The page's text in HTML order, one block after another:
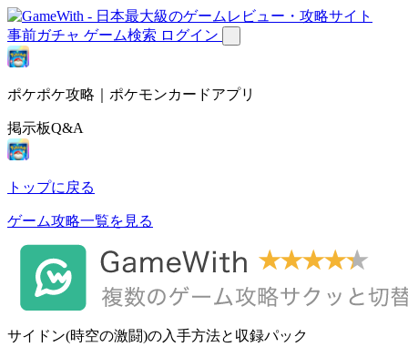
事前ガチャ ゲーム検索 ログイン
ポケポケ攻略｜ポケモンカードアプリ
掲示板Q&A
トップに戻る
ゲーム攻略一覧を見る
サイドン(時空の激闘)の入手方法と収録パック